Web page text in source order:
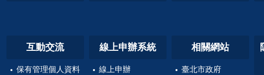
互動交流
保有管理個人資料
線上申辦系統
線上申辦
相關網站
臺北市政府